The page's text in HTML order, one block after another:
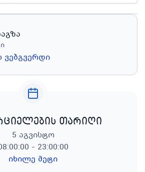
ვებგვერდი
თარიღი
5 აგვისტო
- 23:00:00
იხილე მეტი